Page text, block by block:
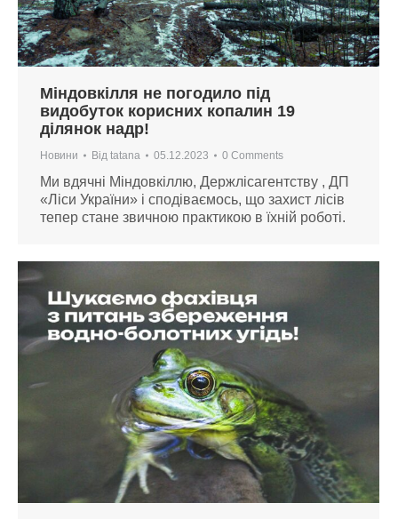
Міндовкілля не погодило під
видобуток корисних копалин 19
ділянок надр!
Новини Від tatana 05.12.2023 0 Comments
Ми вдячні Міндовкіллю, Держлісагентству , ДП
«Ліси України» і сподіваємось, що захист лісів
тепер стане звичною практикою в їхній роботі.